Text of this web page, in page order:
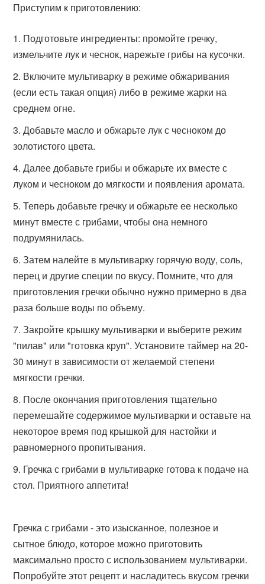
Приступим к приготовлению:
Подготовьте ингредиенты: промойте гречку,
измельчите лук и чеснок, нарежьте грибы на кусочки.
Включите мультиварку в режиме обжаривания
(если есть такая опция) либо в режиме жарки на
среднем огне.
Добавьте масло и обжарьте лук с чесноком до
золотистого цвета.
Далее добавьте грибы и обжарьте их вместе с
луком и чесноком до мягкости и появления аромата.
Теперь добавьте гречку и обжарьте ее несколько
минут вместе с грибами, чтобы она немного
подрумянилась.
Затем налейте в мультиварку горячую воду, соль,
перец и другие специи по вкусу. Помните, что для
приготовления гречки обычно нужно примерно в два
раза больше воды по объему.
Закройте крышку мультиварки и выберите режим
"пилав" или "готовка круп". Установите таймер на 20-
30 минут в зависимости от желаемой степени
мягкости гречки.
После окончания приготовления тщательно
перемешайте содержимое мультиварки и оставьте на
некоторое время под крышкой для настойки и
равномерного пропитывания.
Гречка с грибами в мультиварке готова к подаче на
стол. Приятного аппетита!
Гречка с грибами - это изысканное, полезное и
сытное блюдо, которое можно приготовить
максимально просто с использованием мультиварки.
Попробуйте этот рецепт и насладитесь вкусом гречки